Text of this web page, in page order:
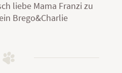
liebe Mama Franzi zu
Brego&Charlie